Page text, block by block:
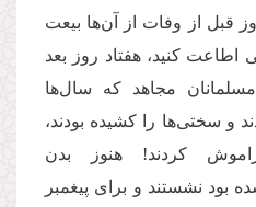
قبل از وفات از آن‌ها بیعت
کنید، هفتاد روز بعد
مجاهد که سال‌ها
و سختی‌ها را کشیده بودند،
کردند! هنوز بدن
بود نشستند و برای پیغمبر